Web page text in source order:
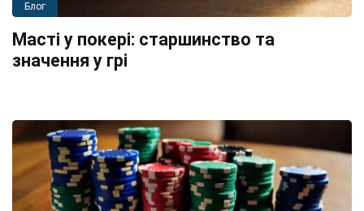
Блог
Масті у покері: старшинство та
значення у грі